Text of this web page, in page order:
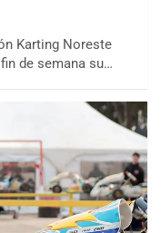
Karting Noreste
de semana su…